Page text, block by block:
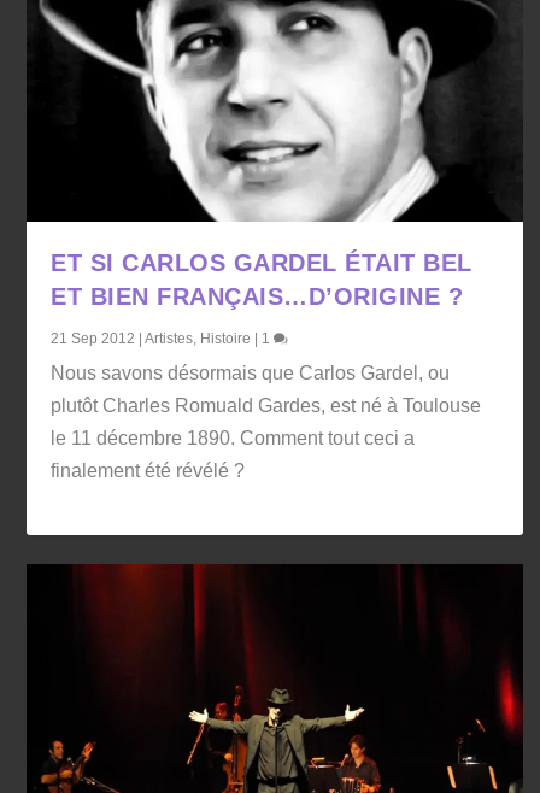
ET SI CARLOS GARDEL ÉTAIT BEL
ET BIEN FRANÇAIS…D’ORIGINE ?
21 Sep 2012 |Artistes, Histoire 1
Nous savons désormais que Carlos Gardel, ou
plutôt Charles Romuald Gardes, est né à Toulouse
le 11 décembre 1890. Comment tout ceci a
finalement été révélé ?